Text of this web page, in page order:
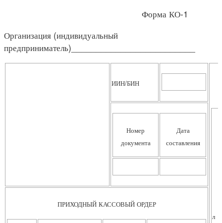
Форма КО-1
Организация (индивидуальный
предприниматель)_________________________
ИИН/БИН
л
Номер
документа
Дата
составления
ПРИХОДНЫЙ КАССОВЫЙ ОРДЕР